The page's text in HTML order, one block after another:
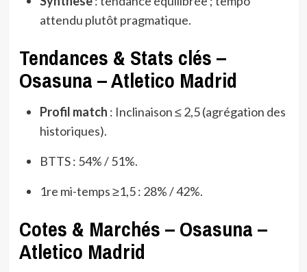
attendu plutôt pragmatique.
Tendances & Stats clés –
Osasuna – Atletico Madrid
Profil match : Inclinaison ≤ 2,5 (agrégation des
historiques).
BTTS : 54% / 51%.
1re mi-temps ≥1,5 : 28% / 42%.
Cotes & Marchés – Osasuna –
Atletico Madrid